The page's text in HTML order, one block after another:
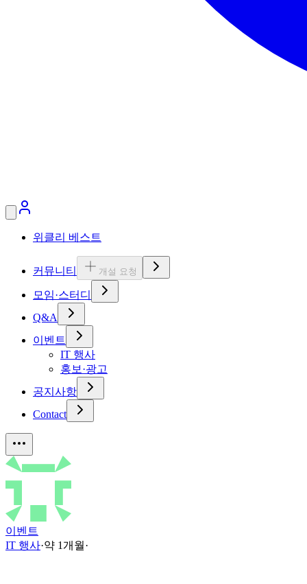
위클리 베스트
커뮤니티 개설 요청
모임·스터디
Q&A
이벤트
IT 행사
홍보·광고
공지사항
Contact
이벤트
IT 행사·약 1개월·